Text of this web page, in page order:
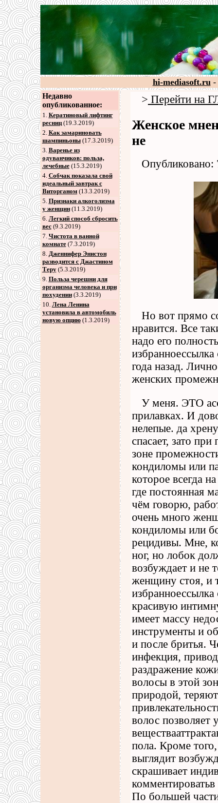
hi-mediasoft.ru-
Недавно
опубликованное:
1. Кератиновый лифтинг
ресниц(19.3.2019)
2. Как замариновать
шампиньоны(17.3.2019)
3. Варенье из
одуванчиков: польза,
лечебные(15.3.2019)
4. Собчак показала свой
идеальный завтрак с
Виторганом(13.3.2019)
5. Признаки алкоголизма
у женщин(11.3.2019)
6. Легкий способ сбросить
вес(9.3.2019)
7. Чистота в ванной
комнате(7.3.2019)
8. Дженнифер Энистон
разводится с Джастином
Теру(5.3.2019)
9. Польза черешни для
организма человека и при
похудении(3.3.2019)
10. Лена Ленина
установила в автомобиль
новую опцию(1.3.2019)
> Перейти на
Женское
не
Опубликовано:
Но вот прямо
нравится. Все
надо его
избранноессылка
года назад.
женских
У меня. ЭТО
прилавках. И
нелепые. да
спасает, зато
зоне
кондиломы или
которое всегда
где постоянная
чём говорю,
очень много
кондиломы или
рецидивы. Мне,
ног, но лобок
возбуждает и не
женщину стоя, и
избранноессылка
красивую
имеет массу
инструменты и
и после бритья.
инфекция,
раздражение
волосы в этой
природой,
волос позволяет
пола. Кроме
выглядит
скрашивает
комментироватьв
По большей